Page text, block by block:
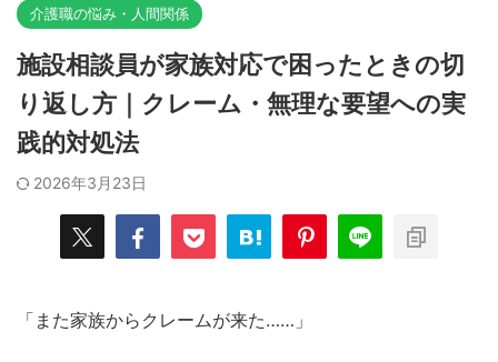
介護職の悩み・人間関係
施設相談員が家族対応で困ったときの切
り返し方｜クレーム・無理な要望への実
践的対処法
2026年3月23日
「また家族からクレームが来た……」